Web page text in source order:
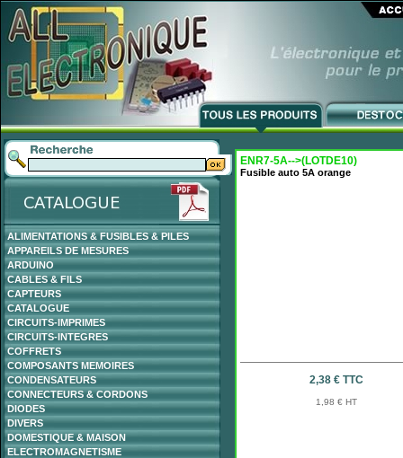
ALIMENTATIONS & FUSIBLES & PILES
APPAREILS DE MESURES
ARDUINO
CABLES & FILS
CAPTEURS
CATALOGUE
CIRCUITS-IMPRIMES
CIRCUITS-INTEGRES
COFFRETS
COMPOSANTS MEMOIRES
CONDENSATEURS
CONNECTEURS & CORDONS
DIODES
DIVERS
DOMESTIQUE & MAISON
ELECTROMAGNETISME
ENR7-5A-->(LOTDE10)
Fusible auto 5A orange
2,38 € TTC
1,98 € HT